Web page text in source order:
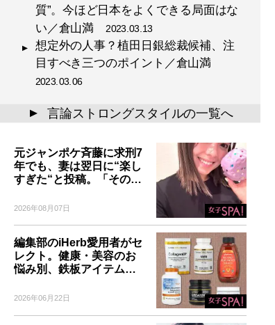
質”。今ほど日本をよくできる局面はな
い／倉山満
2023.03.13
想定外の人事？植田日銀総裁候補、注
目すべき三つのポイント／倉山満
2023.03.06
▲ 言論ストロングスタイルの一覧へ
元ジャンポケ斉藤に求刑7
年でも、妻は翌日に“楽し
すぎた“と投稿。「その…
2026年08月07日
編集部のiHerb愛用者がセ
レクト。健康・美容のお
悩み別、鉄板アイテム…
2026年06月22日